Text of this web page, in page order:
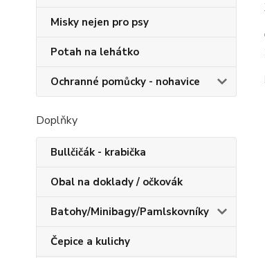
Misky nejen pro psy
Potah na lehátko
Ochranné pomůcky - nohavice
Doplňky
Bullčičák - krabička
Obal na doklady / očkovák
Batohy/Minibagy/Pamlskovníky
Čepice a kulichy